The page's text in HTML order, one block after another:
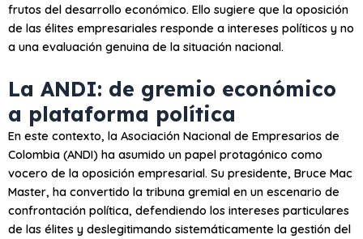
frutos del desarrollo económico. Ello sugiere que la oposición
de las élites empresariales responde a intereses políticos y no
a una evaluación genuina de la situación nacional.
La ANDI: de gremio económico
a plataforma política
En este contexto, la Asociación Nacional de Empresarios de
Colombia (ANDI) ha asumido un papel protagónico como
vocero de la oposición empresarial. Su presidente, Bruce Mac
Master, ha convertido la tribuna gremial en un escenario de
confrontación política, defendiendo los intereses particulares
de las élites y deslegitimando sistemáticamente la gestión del